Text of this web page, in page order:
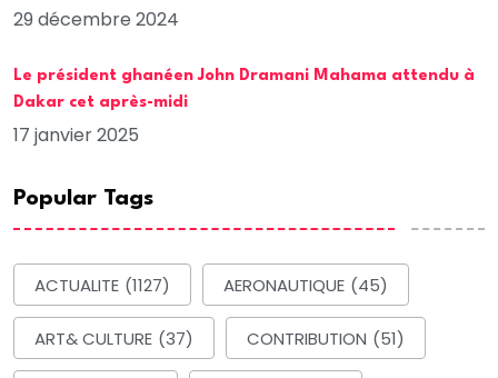
29 décembre 2024
Le président ghanéen John Dramani Mahama attendu à
Dakar cet après-midi
17 janvier 2025
Popular Tags
ACTUALITE (1127) AERONAUTIQUE (45)
ART& CULTURE (37) CONTRIBUTION (51)